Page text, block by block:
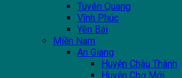
Tuyên Quang
Vĩnh Phúc
Yên Bái
Miền Nam
An Giang
Huyện Châu Thành
Huyện Chợ Mới